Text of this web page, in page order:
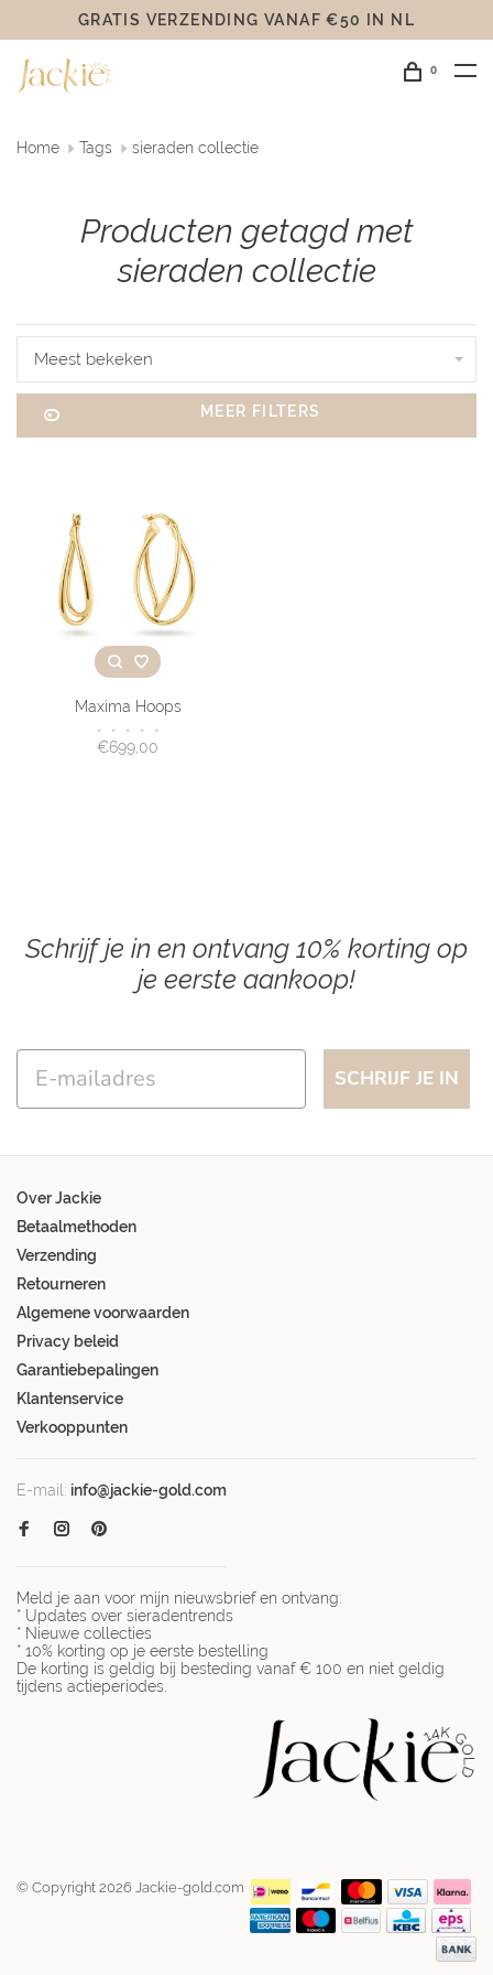
GRATIS VERZENDING VANAF €50 IN NL
0
Home Tags sieraden collectie
Producten getagd met
sieraden collectie
Meest bekeken
MEER FILTERS
Maxima Hoops
• • • • •
€699,00
Schrijf je in en ontvang 10% korting op
je eerste aankoop!
Email
SCHRIJF JE IN
Over Jackie
Betaalmethoden
Verzending
Retourneren
Algemene voorwaarden
Privacy beleid
Garantiebepalingen
Klantenservice
Verkooppunten
E-mail: info@jackie-gold.com
Meld je aan voor mijn nieuwsbrief en ontvang:
* Updates over sieradentrends
* Nieuwe collecties
* 10% korting op je eerste bestelling
De korting is geldig bij besteding vanaf € 100 en niet geldig
tijdens actieperiodes.
© Copyright 2026 Jackie-gold.com